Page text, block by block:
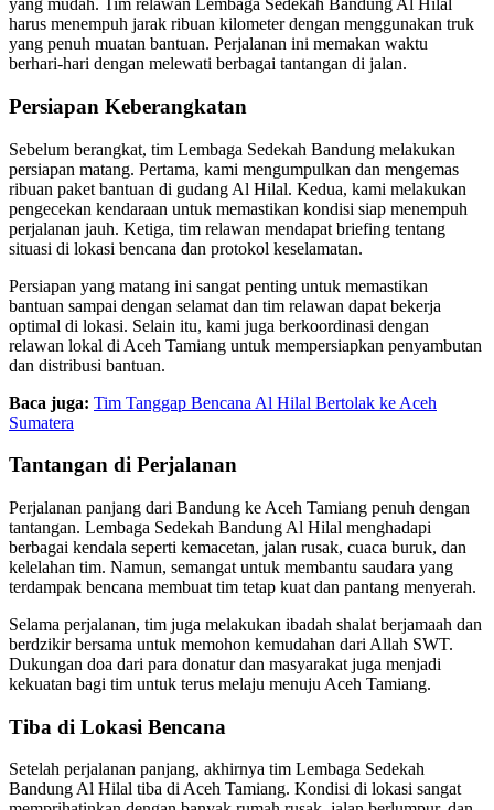
yang mudah. Tim relawan Lembaga Sedekah Bandung Al Hilal
harus menempuh jarak ribuan kilometer dengan menggunakan truk
yang penuh muatan bantuan. Perjalanan ini memakan waktu
berhari-hari dengan melewati berbagai tantangan di jalan.
Persiapan Keberangkatan
Sebelum berangkat, tim Lembaga Sedekah Bandung melakukan
persiapan matang. Pertama, kami mengumpulkan dan mengemas
ribuan paket bantuan di gudang Al Hilal. Kedua, kami melakukan
pengecekan kendaraan untuk memastikan kondisi siap menempuh
perjalanan jauh. Ketiga, tim relawan mendapat briefing tentang
situasi di lokasi bencana dan protokol keselamatan.
Persiapan yang matang ini sangat penting untuk memastikan
bantuan sampai dengan selamat dan tim relawan dapat bekerja
optimal di lokasi. Selain itu, kami juga berkoordinasi dengan
relawan lokal di Aceh Tamiang untuk mempersiapkan penyambutan
dan distribusi bantuan.
Baca juga: Tim Tanggap Bencana Al Hilal Bertolak ke Aceh
Sumatera
Tantangan di Perjalanan
Perjalanan panjang dari Bandung ke Aceh Tamiang penuh dengan
tantangan. Lembaga Sedekah Bandung Al Hilal menghadapi
berbagai kendala seperti kemacetan, jalan rusak, cuaca buruk, dan
kelelahan tim. Namun, semangat untuk membantu saudara yang
terdampak bencana membuat tim tetap kuat dan pantang menyerah.
Selama perjalanan, tim juga melakukan ibadah shalat berjamaah dan
berdzikir bersama untuk memohon kemudahan dari Allah SWT.
Dukungan doa dari para donatur dan masyarakat juga menjadi
kekuatan bagi tim untuk terus melaju menuju Aceh Tamiang.
Tiba di Lokasi Bencana
Setelah perjalanan panjang, akhirnya tim Lembaga Sedekah
Bandung Al Hilal tiba di Aceh Tamiang. Kondisi di lokasi sangat